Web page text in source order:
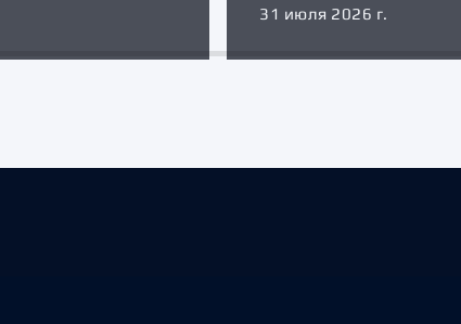
31 июля 2026 г.